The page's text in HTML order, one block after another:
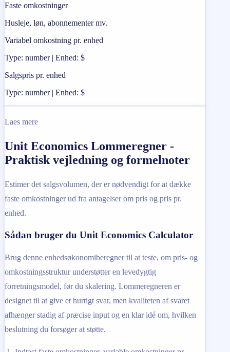
Faste omkostninger
Husleje, løn, abonnementer mv.
Variabel omkostning pr. enhed
Type: number | Enhed: $
Salgspris pr. enhed
Type: number | Enhed: $
Laes mere
Unit Economics Lommeregner -
Praktisk vejledning og formelnoter
Estimer det salgsvolumen, der er nødvendigt for at dække
faste omkostninger ud fra antagelser om pris og pris pr.
enhed.
Sådan bruger du Unit Economics Calculator
Brug denne enhedsøkonomiberegner til at teste, om pris- og
omkostningsstruktur understøtter en levedygtig
forretningsmodel, før du skalering. Lommeregneren er
designet til at give et hurtigt svar, men kvaliteten af svaret
afhænger stadig af præcise input og en klar idé om, hvilken
beslutning du forsøger at støtte.